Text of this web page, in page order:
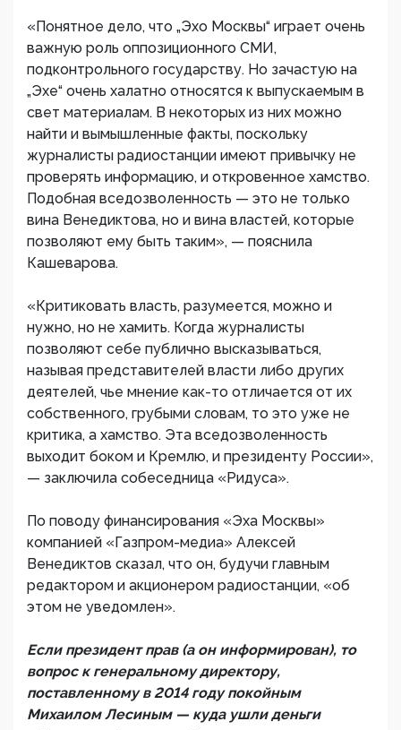
«Понятное дело, что „Эхо Москвы“ играет очень
важную роль оппозиционного СМИ,
подконтрольного государству. Но зачастую на
„Эхе“ очень халатно относятся к выпускаемым в
свет материалам. В некоторых из них можно
найти и вымышленные факты, поскольку
журналисты радиостанции имеют привычку не
проверять информацию, и откровенное хамство.
Подобная вседозволенность — это не только
вина Венедиктова, но и вина властей, которые
позволяют ему быть таким», — пояснила
Кашеварова.
«Критиковать власть, разумеется, можно и
нужно, но не хамить. Когда журналисты
позволяют себе публично высказываться,
называя представителей власти либо других
деятелей, чье мнение как-то отличается от их
собственного, грубыми словам, то это уже не
критика, а хамство. Эта вседозволенность
выходит боком и Кремлю, и президенту России»,
— заключила собеседница «Ридуса».
По поводу финансирования «Эха Москвы»
компанией «Газпром-медиа» Алексей
Венедиктов сказал, что он, будучи главным
редактором и акционером радиостанции, «об
этом не уведомлен».
Если президент прав (а он информирован), то
вопрос к генеральному директору,
поставленному в 2014 году покойным
Михаилом Лесиным — куда ушли деньги